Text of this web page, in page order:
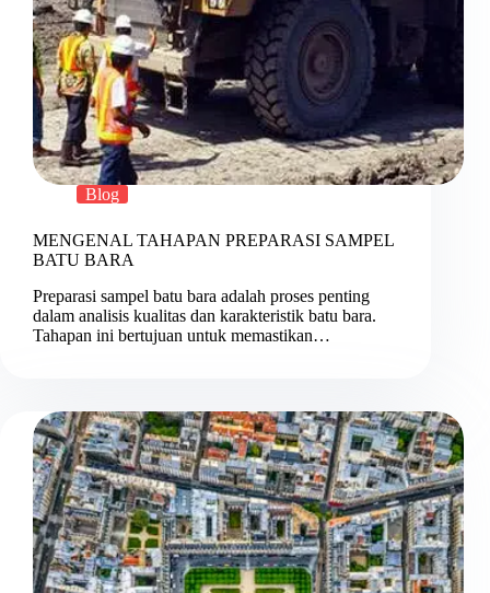
Blog
MENGENAL TAHAPAN PREPARASI SAMPEL
BATU BARA
Preparasi sampel batu bara adalah proses penting
dalam analisis kualitas dan karakteristik batu bara.
Tahapan ini bertujuan untuk memastikan…